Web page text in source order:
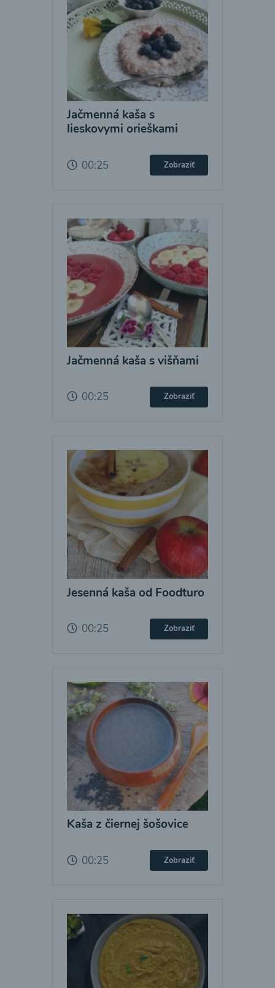
Jačmenná kaša s
lieskovymi orieškami
00:25 Zobraziť
Jačmenná kaša s višňami
00:25 Zobraziť
Jesenná kaša od Foodturo
00:25 Zobraziť
Kaša z čiernej šošovice
00:25 Zobraziť